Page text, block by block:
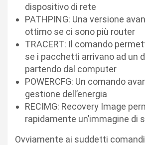
dispositivo di rete
PATHPING: Una versione
ottimo se ci sono più router
TRACERT: Il comando
se i pacchetti arrivano ad un
partendo dal computer
POWERCFG: Un comando
gestione dell’energia
RECIMG: Recovery Image
rapidamente un’immagine di
Ovviamente ai suddetti